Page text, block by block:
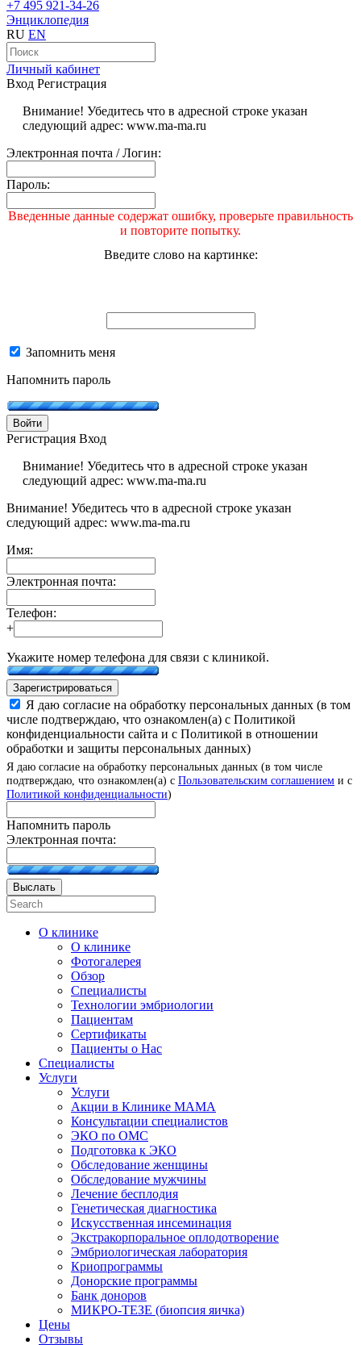
+7 495 921-34-26
Энциклопедия
RU EN
Личный кабинет
Вход Регистрация
Внимание! Убедитесь что в адресной строке указан
следующий адрес: www.ma-ma.ru
Электронная почта / Логин:
Пароль:
Введенные данные содержат ошибку, проверьте правильность
и повторите попытку.
Введите слово на картинке:
Запомнить меня
Напомнить пароль
Войти
Регистрация Вход
Внимание! Убедитесь что в адресной строке указан
следующий адрес: www.ma-ma.ru
Внимание! Убедитесь что в адресной строке указан
следующий адрес: www.ma-ma.ru
Имя:
Электронная почта:
Телефон:
+
Укажите номер телефона для связи с клиникой.
Зарегистрироваться
Я даю согласие на обработку персональных данных (в том
числе подтверждаю, что ознакомлен(а) с Политикой
конфиденциальности сайта и с Политикой в отношении
обработки и защиты персональных данных)
Я даю согласие на обработку персональных данных (в том числе
подтверждаю, что ознакомлен(а) с Пользовательским соглашением и с
Политикой конфиденциальности)
Напомнить пароль
Электронная почта:
Выслать
О клинике
О клинике
Фотогалерея
Обзор
Специалисты
Технологии эмбриологии
Пациентам
Сертификаты
Пациенты о Нас
Специалисты
Услуги
Услуги
Акции в Клинике МАМА
Консультации специалистов
ЭКО по ОМС
Подготовка к ЭКО
Обследование женщины
Обследование мужчины
Лечение бесплодия
Генетическая диагностика
Искусственная инсеминация
Экстракорпоральное оплодотворение
Эмбриологическая лаборатория
Криопрограммы
Донорские программы
Банк доноров
МИКРО-ТЕЗЕ (биопсия яичка)
Цены
Отзывы